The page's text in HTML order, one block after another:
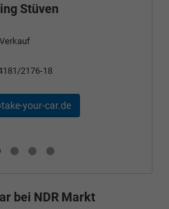
bei NDR Markt